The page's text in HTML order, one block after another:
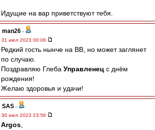
Идущие на вар приветствуют тебя.
man26 -
31 июл 2023 00:06
Редкий гость нынче на ВВ, но может заглянет
по случаю.
Поздравляю Глеба Управленец с днём
рождения!
Желаю здоровья и удачи!
SAS -
30 июл 2023 23:56
Argos